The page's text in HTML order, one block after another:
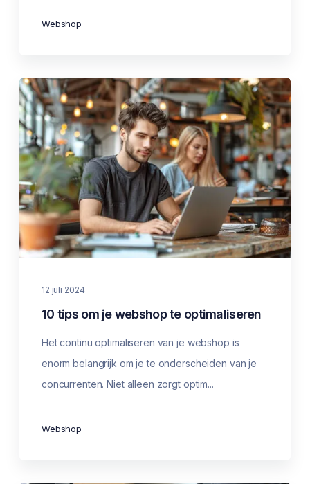
Webshop
12 juli 2024
10 tips om je webshop te optimaliseren
Het continu optimaliseren van je webshop is
enorm belangrijk om je te onderscheiden van je
concurrenten. Niet alleen zorgt optim...
Webshop